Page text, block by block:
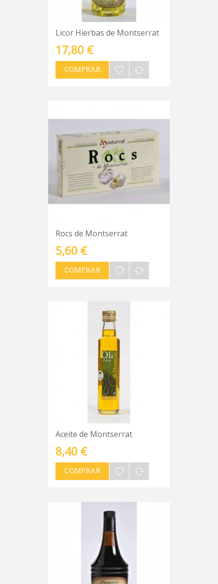
Licor Hierbas de Montserrat
17,80 €
COMPRAR
Rocs de Montserrat
5,60 €
COMPRAR
Aceite de Montserrat
8,40 €
COMPRAR